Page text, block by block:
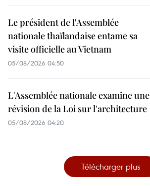
Le président de l'Assemblée
nationale thaïlandaise entame sa
visite officielle au Vietnam
05/08/2026 04:50
L'Assemblée nationale examine une
révision de la Loi sur l'architecture
05/08/2026 04:20
Télécharger plus